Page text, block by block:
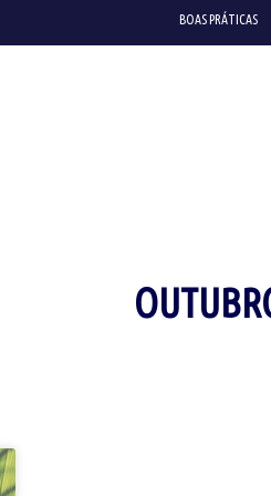
BOAS PRÁTICAS